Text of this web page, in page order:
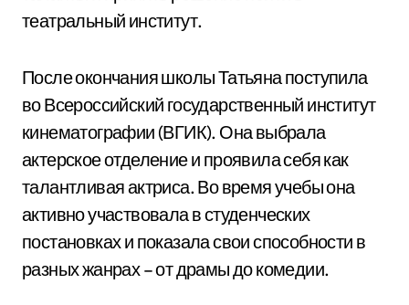
театральный институт.
После окончания школы Татьяна поступила
во Всероссийский государственный институт
кинематографии (ВГИК). Она выбрала
актерское отделение и проявила себя как
талантливая актриса. Во время учебы она
активно участвовала в студенческих
постановках и показала свои способности в
разных жанрах – от драмы до комедии.